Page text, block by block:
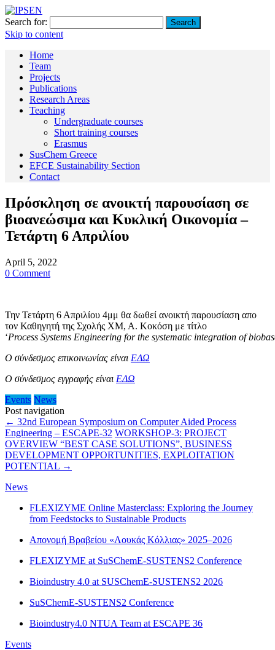
Search for:
Skip to content
Home
Team
Projects
Publications
Research Areas
Teaching
Undergraduate courses
Short training courses
Erasmus
SusChem Greece
EFCE Sustainability Section
Contact
Πρόσκληση σε ανοικτή παρουσίαση σε
βιοανεώσιμα και Κυκλική Οικονομία –
Τετάρτη 6 Απριλίου
April 5, 2022
0 Comment
Την Τετάρτη 6 Απριλίου 4μμ θα δωθεί ανοικτή παρουσίαση απο
τον Καθηγητή της Σχολής ΧΜ, Α. Κοκόση με τίτλο
‘Process Systems Engineering forthe systematic integration of
Ο σύνδεσμος επικοινωνίας είναι ΕΔΩ
Ο σύνδεσμος εγγραφής είναι ΕΔΩ
Events News
Post navigation
← 32nd European Symposium on Computer Aided Process
Engineering – ESCAPE-32 WORKSHOP-3: PROJECT
OVERVIEW “BEST CASE SOLUTIONS”, BUSINESS
DEVELOPMENT OPPORTUNITIES, EXPLOITATION
POTENTIAL →
News
FLEXIZYME Online Masterclass: Exploring the Journey
from Feedstocks to Sustainable Products
Απονομή Βραβείου «Λουκάς Κόλλιας» 2025–2026
FLEXIZYME at SuSChemE-SUSTENS2 Conference
Bioindustry 4.0 at SUSChemE-SUSTENS2 2026
SuSChemE-SUSTENS2 Conference
Bioindustry4.0 NTUA Team at ESCAPE 36
Events